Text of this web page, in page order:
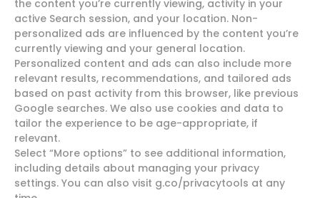
the content you’re currently viewing, activity in your
active Search session, and your location. Non-
personalized ads are influenced by the content you’re
currently viewing and your general location.
Personalized content and ads can also include more
relevant results, recommendations, and tailored ads
based on past activity from this browser, like previous
Google searches. We also use cookies and data to
tailor the experience to be age-appropriate, if
relevant.
Select “More options” to see additional information,
including details about managing your privacy
settings. You can also visit g.co/privacytools at any